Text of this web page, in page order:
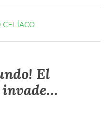
CELÍACO
El